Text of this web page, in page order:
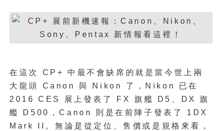
在這次 CP+ 中最不會缺席的就是當今世上兩
大龍頭 Canon 與 Nikon 了，Nikon 已在
2016 CES 展上發表了 FX 旗艦 D5、DX 旗
艦 D500，Canon 則是在前陣子發表了 1DX
Mark II。無論是從定位、售價或是規格來看，